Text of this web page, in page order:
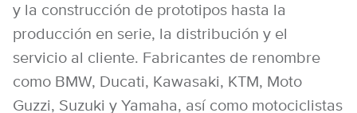
y la construcción de prototipos hasta la
producción en serie, la distribución y el
servicio al cliente. Fabricantes de renombre
como BMW, Ducati, Kawasaki, KTM, Moto
Guzzi, Suzuki y Yamaha, así como motociclistas